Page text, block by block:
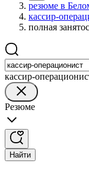
резюме в
кассир-
полная
кассир-
Резюме
Найти